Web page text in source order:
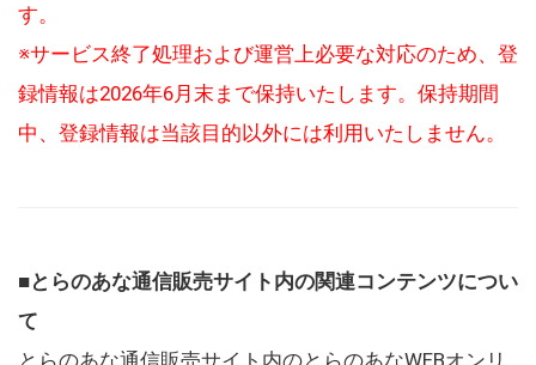
す。
※サービス終了処理および運営上必要な対応のため、登
録情報は2026年6月末まで保持いたします。保持期間
中、登録情報は当該目的以外には利用いたしません。
■とらのあな通信販売サイト内の関連コンテンツについ
て
とらのあな通信販売サイト内のとらのあなWEBオンリ